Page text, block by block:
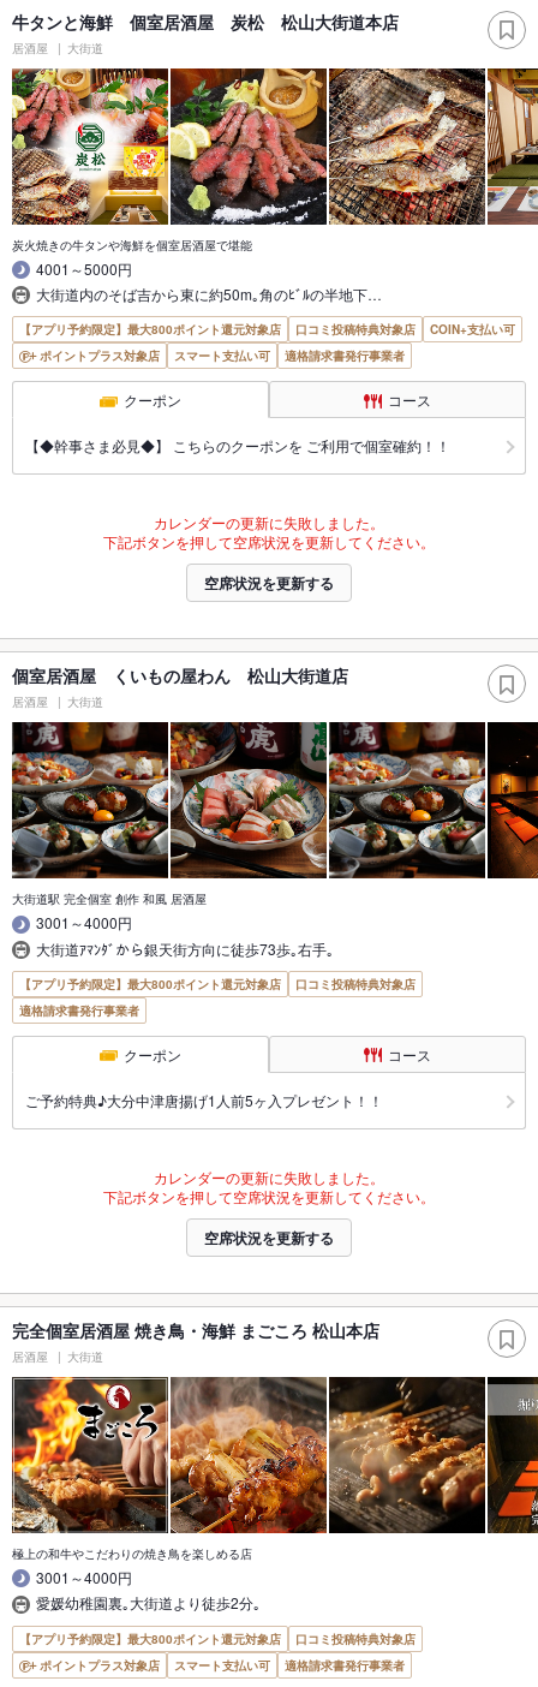
牛タンと海鮮 個室居酒屋 炭松 松山大街道本店
居酒屋 大街道
炭火焼きの牛タンや海鮮を個室居酒屋で堪能
4001～5000円
大街道内のそば吉から東に約50m｡角のﾋﾞﾙの半地下…
【アプリ予約限定】最大800ポイント還元対象店 口コミ投稿特典対象店
COIN+支払い可
ポイントプラス対象店
スマート支払い可 適格請求書発行事業者
クーポン コース
【◆幹事さま必見◆】 こちらのクーポンを ご利用で個室確約！！
カレンダーの更新に失敗しました。
下記ボタンを押して空席状況を更新してください。
空席状況を更新する
個室居酒屋 くいもの屋わん 松山大街道店
居酒屋 大街道
大街道駅 完全個室 創作 和風 居酒屋
3001～4000円
大街道ｱﾏﾝﾀﾞから銀天街方向に徒歩73歩｡右手｡
【アプリ予約限定】最大800ポイント還元対象店
口コミ投稿特典対象店
適格請求書発行事業者
クーポン コース
ご予約特典♪大分中津唐揚げ1人前5ヶ入プレゼント！！
カレンダーの更新に失敗しました。
下記ボタンを押して空席状況を更新してください。
空席状況を更新する
完全個室居酒屋 焼き鳥・海鮮 まごころ 松山本店
居酒屋 大街道
極上の和牛やこだわりの焼き鳥を楽しめる店
3001～4000円
愛媛幼稚園裏｡大街道より徒歩2分｡
【アプリ予約限定】最大800ポイント還元対象店
口コミ投稿特典対象店
ポイントプラス対象店
スマート支払い可 適格請求書発行事業者